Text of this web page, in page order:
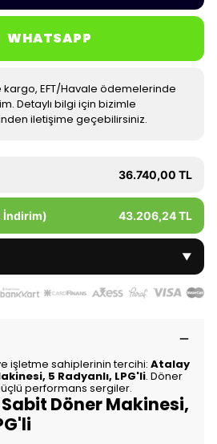
WHATSAPP
kargo, EFT/Havale ödemelerinde
Detaylı bilgi için bizimle
iletişime geçebilirsiniz.
36.740,00 TL
İndirim) 43.206,24 TL
▼
işletme sahiplerinin tercihi: Atalay
5 Radyanlı, LPG'li. Döner
performans sergiler.
Döner Makinesi,